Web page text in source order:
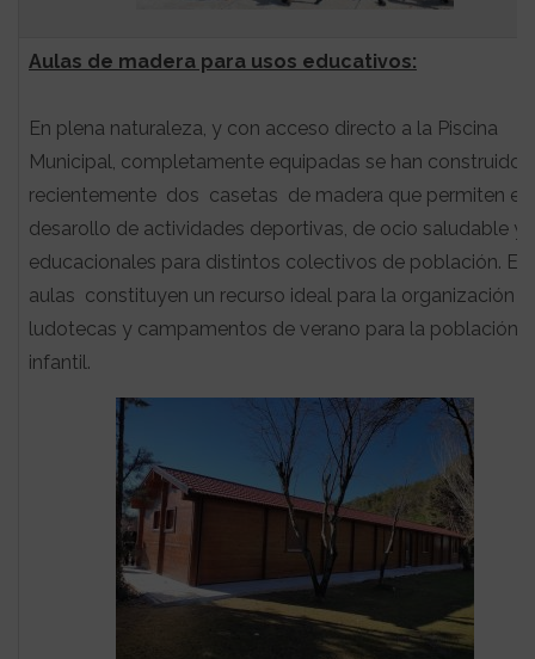
Aulas de madera para usos educativos:
En plena naturaleza, y con acceso directo a la Piscina
Municipal, completamente equipadas se han construido
recientemente dos casetas de madera que permiten el
desarollo de actividades deportivas, de ocio saludable y
educacionales para distintos colectivos de población.
aulas constituyen un recurso ideal para la organización
ludotecas y campamentos de verano para la población
infantil.